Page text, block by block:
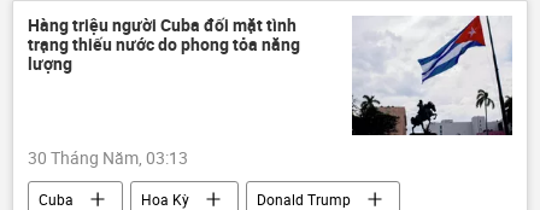
Ngân hàng Thế giới
Hàng triệu người Cuba đối mặt tình
trạng thiếu nước do phong tỏa năng
lượng
30 Tháng Năm, 03:13
Cuba Hoa Kỳ
Donald Trump